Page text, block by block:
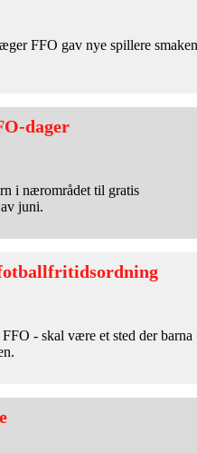
FFO gav nye spillere smaken
dager
i nærområdet til gratis
juni.
- skal være et sted der barna